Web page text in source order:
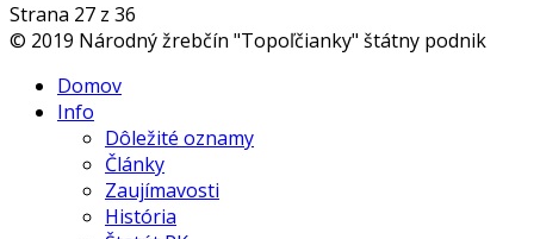
Strana 27 z 36
© 2019 Národný žrebčín "Topoľčianky" štátny podnik
Domov
Info
Dôležité oznamy
Články
Zaujímavosti
História